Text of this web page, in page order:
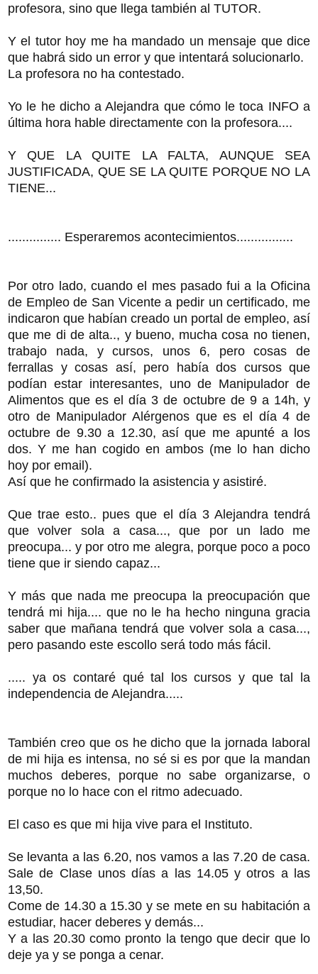
profesora, sino que llega también al TUTOR.
Y el tutor hoy me ha mandado un mensaje que dice
que habrá sido un error y que intentará solucionarlo.
La profesora no ha contestado.
Yo le he dicho a Alejandra que cómo le toca INFO a
última hora hable directamente con la profesora....
Y QUE LA QUITE LA FALTA, AUNQUE SEA
JUSTIFICADA, QUE SE LA QUITE PORQUE NO LA
TIENE...
............... Esperaremos acontecimientos................
Por otro lado, cuando el mes pasado fui a la Oficina
de Empleo de San Vicente a pedir un certificado, me
indicaron que habían creado un portal de empleo, así
que me di de alta.., y bueno, mucha cosa no tienen,
trabajo nada, y cursos, unos 6, pero cosas de
ferrallas y cosas así, pero había dos cursos que
podían estar interesantes, uno de Manipulador de
Alimentos que es el día 3 de octubre de 9 a 14h, y
otro de Manipulador Alérgenos que es el día 4 de
octubre de 9.30 a 12.30, así que me apunté a los
dos. Y me han cogido en ambos (me lo han dicho
hoy por email).
Así que he confirmado la asistencia y asistiré.
Que trae esto.. pues que el día 3 Alejandra tendrá
que volver sola a casa..., que por un lado me
preocupa... y por otro me alegra, porque poco a poco
tiene que ir siendo capaz...
Y más que nada me preocupa la preocupación que
tendrá mi hija.... que no le ha hecho ninguna gracia
saber que mañana tendrá que volver sola a casa...,
pero pasando este escollo será todo más fácil.
..... ya os contaré qué tal los cursos y que tal la
independencia de Alejandra.....
También creo que os he dicho que la jornada laboral
de mi hija es intensa, no sé si es por que la mandan
muchos deberes, porque no sabe organizarse, o
porque no lo hace con el ritmo adecuado.
El caso es que mi hija vive para el Instituto.
Se levanta a las 6.20, nos vamos a las 7.20 de casa.
Sale de Clase unos días a las 14.05 y otros a las
13,50.
Come de 14.30 a 15.30 y se mete en su habitación a
estudiar, hacer deberes y demás...
Y a las 20.30 como pronto la tengo que decir que lo
deje ya y se ponga a cenar.